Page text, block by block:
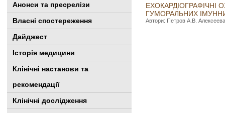
Анонси та пресрелізи
Власні спостереження
Дайджест
Історія медицини
Клінiчні настанови та
рекомендації
Клінічні дослідження
ЕХОКАРДІОГРАФІЧНІ
ГУМОРАЛЬНИХ
Автори: Петров A.B.